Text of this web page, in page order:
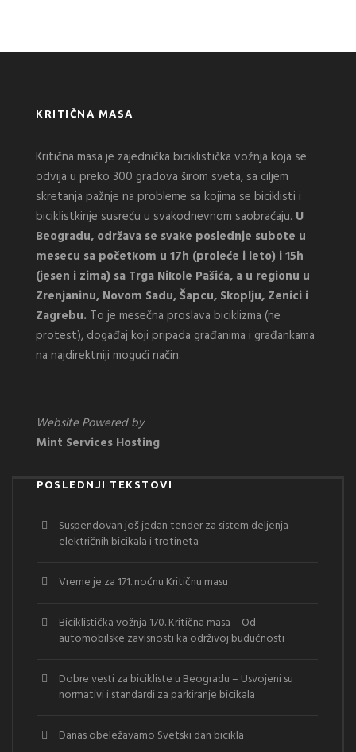
KRITIČNA MASA
Kritična masa je zajednička biciklistička vožnja koja se
odvija u preko 300 gradova širom sveta, sa ciljem
skretanja pažnje na probleme sa kojima se biciklisti i
biciklistkinje susreću u svakodnevnom saobraćaju. U
Beogradu, održava se svake poslednje subote u
mesecu sa početkom u 17h (proleće i leto) i 15h
(jesen i zima) sa Trga Nikole Pašića, a u regionu u
Zrenjaninu, Novom Sadu, Šapcu, Skoplju, Zenici i
Zagrebu. To je mesečna proslava biciklizma (ne
protest), događaj koji pripada građanima i građankama
na najdirektniji mogući način.
Website Powered by
Mint Services Hosting
POSLEDNJI TEKSTOVI
Suspendovan još jedan tender za sistem deljenja
električnih bicikala i trotineta
Vreme je za 171. noćnu Kritičnu masu
Biciklistička vožnja 170. Kritična masa – Od
automobilske zavisnosti ka održivoj budućnosti
Dobre vesti za bicikliste u Beogradu – Usvojeni su
normativi i standardi za parkiranje bicikala
Danas obeležavamo Svetski dan bicikla